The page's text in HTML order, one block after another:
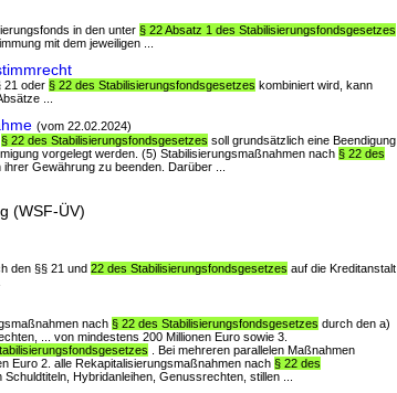
in den unter § 22 Absatz 1 des Stabilisierungsfondsgesetzes
mit dem jeweiligen ...
21 oder § 22 des Stabilisierungsfondsgesetzes kombiniert wird, kann
...
(vom 22.02.2024)
§ 22 des Stabilisierungsfondsgesetzes soll grundsätzlich eine Beendigung
vorgelegt werden. (5) Stabilisierungsmaßnahmen nach § 22 des
Gewährung zu beenden. Darüber ...
(WSF-ÜV)
den §§ 21 und 22 des Stabilisierungsfondsgesetzes auf die Kreditanstalt
nach § 22 des Stabilisierungsfondsgesetzes durch den a)
... von mindestens 200 Millionen Euro sowie 3.
. Bei mehreren parallelen Maßnahmen
Euro 2. alle Rekapitalisierungsmaßnahmen nach § 22 des
Hybridanleihen, Genussrechten, stillen ...